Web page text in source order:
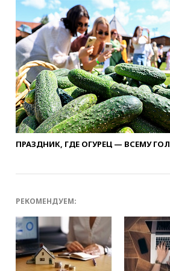
ПРАЗДНИК, ГДЕ ОГУРЕЦ — ВСЕМУ
РЕКОМЕНДУЕМ: